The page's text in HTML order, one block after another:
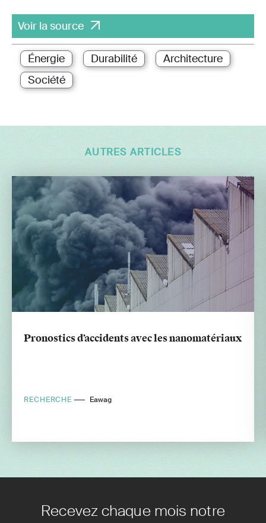
Voir la source
Énergie Durabilité
Architecture
Société
AUTRES ARTICLES
Pronostics d’accidents avec les nanomatériaux
RECHERCHE Eawag
Recevez chaque mois notre